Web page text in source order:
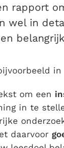
rapport
wel in
om een
in te
daarvoor